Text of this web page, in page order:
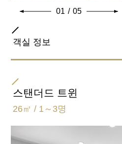
01 / 05
객실 정보
트윈
110㎝×195㎝
스탠더드 트윈
26㎡ / 1～3명